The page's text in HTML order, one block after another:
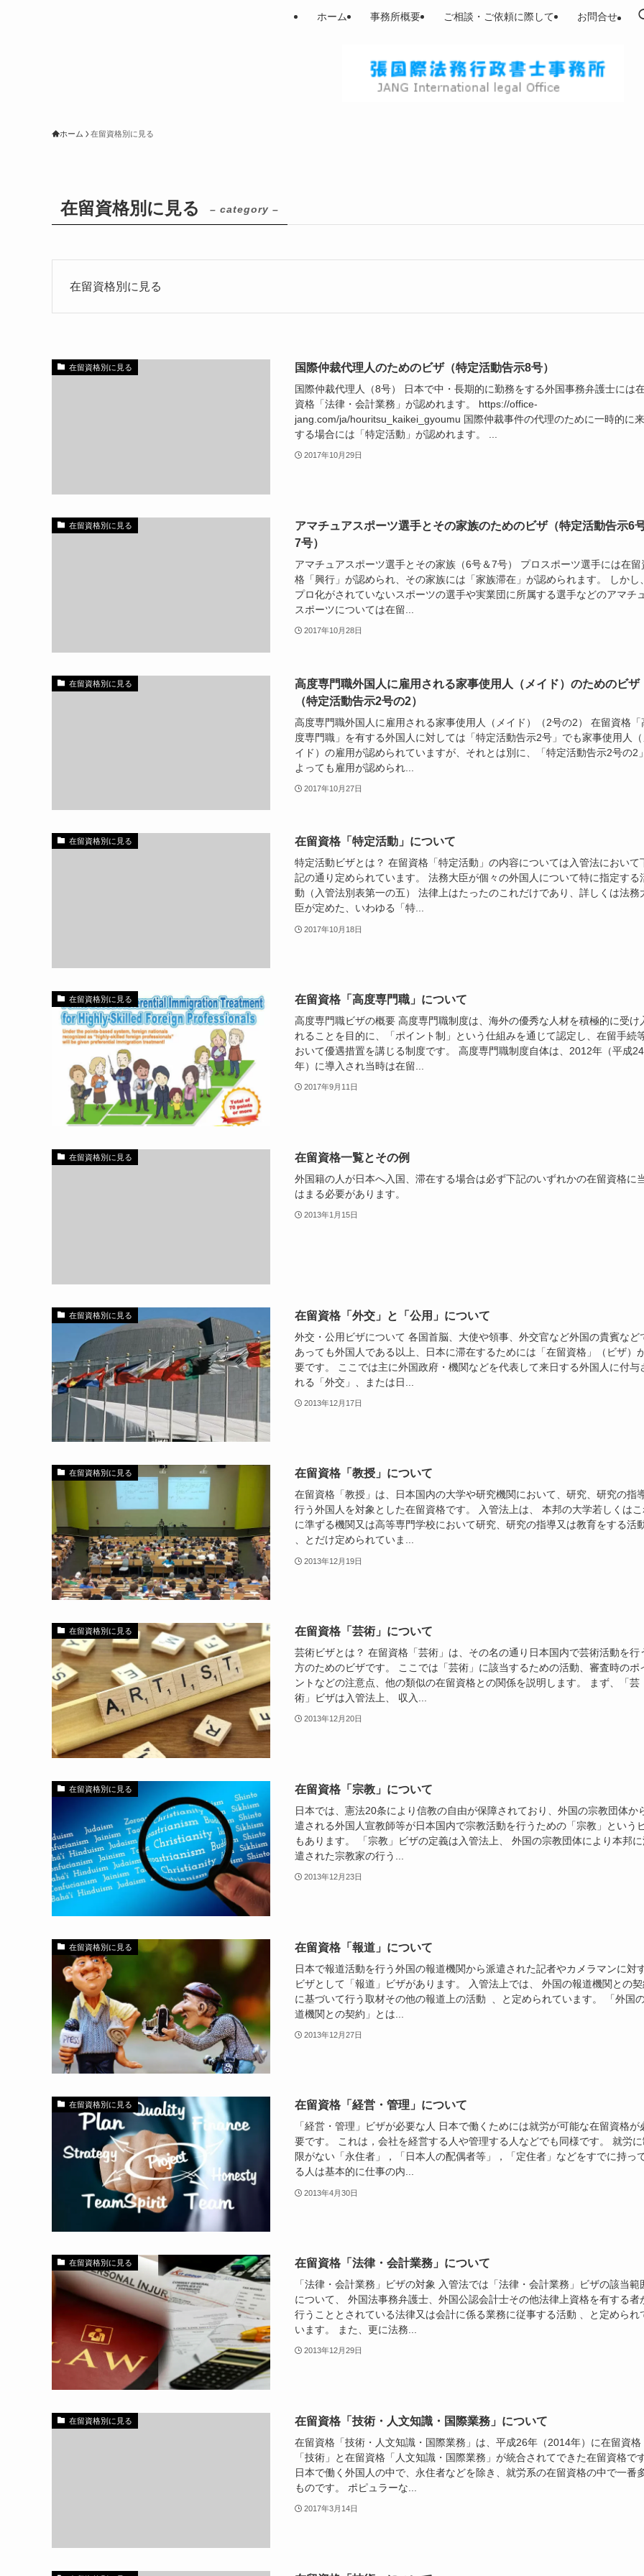
ホーム 事務所概要 ご相談・ご依頼に際して お問合せ
ホーム 在留資格別に見る
在留資格別に見る – category –
在留資格別に見る
在留資格別に見る 国際仲裁代理人のためのビザ（特定活動告示8号）
国際仲裁代理人（8号） 日本で中・長期的に勤務をする外国事務弁護士には
資格「法律・会計業務」が認めれます。 https://office-
jang.com/ja/houritsu_kaikei_gyoumu 国際仲裁事件の代理のために一時的に
する場合には「特定活動」が認めれます。 ...
2017年10月29日
在留資格別に見る
アマチュアスポーツ選手とその家族のためのビザ（特定活動告示6
7号）
アマチュアスポーツ選手とその家族（6号＆7号） プロスポーツ選手には在留
格「興行」が認められ、その家族には「家族滞在」が認められます。 しかし、
プロ化がされていないスポーツの選手や実業団に所属する選手などのアマチ
スポーツについては在留...
2017年10月28日
在留資格別に見る
高度専門職外国人に雇用される家事使用人（メイド）のためのビザ
（特定活動告示2号の2）
高度専門職外国人に雇用される家事使用人（メイド）（2号の2） 在留資格「
度専門職」を有する外国人に対しては「特定活動告示2号」でも家事使用人（
イド）の雇用が認められていますが、それとは別に、「特定活動告示2号の2
よっても雇用が認められ...
2017年10月27日
在留資格別に見る 在留資格「特定活動」について
特定活動ビザとは？ 在留資格「特定活動」の内容については入管法において
記の通り定められています。 法務大臣が個々の外国人について特に指定する
動（入管法別表第一の五） 法律上はたったのこれだけであり、詳しくは法務
臣が定めた、いわゆる「特...
2017年10月18日
在留資格別に見る 在留資格「高度専門職」について
高度専門職ビザの概要 高度専門職制度は、海外の優秀な人材を積極的に受け
れることを目的に、「ポイント制」という仕組みを通じて認定し、在留手続
おいて優遇措置を講じる制度です。 高度専門職制度自体は、2012年（平成24
年）に導入され当時は在留...
2017年9月11日
在留資格別に見る 在留資格一覧とその例
外国籍の人が日本へ入国、滞在する場合は必ず下記のいずれかの在留資格に
はまる必要があります。
2013年1月15日
在留資格別に見る 在留資格「外交」と「公用」について
外交・公用ビザについて 各国首脳、大使や領事、外交官など外国の貴賓など
あっても外国人である以上、日本に滞在するためには「在留資格」（ビザ）
要です。 ここでは主に外国政府・機関などを代表して来日する外国人に付与
れる「外交」、または日...
2013年12月17日
在留資格別に見る 在留資格「教授」について
在留資格「教授」は、日本国内の大学や研究機関において、研究、研究の指
行う外国人を対象とした在留資格です。 入管法上は、 本邦の大学若しくは
に準ずる機関又は高等専門学校において研究、研究の指導又は教育をする活
、とだけ定められていま...
2013年12月19日
在留資格別に見る 在留資格「芸術」について
芸術ビザとは？ 在留資格「芸術」は、その名の通り日本国内で芸術活動を行
方のためのビザです。 ここでは「芸術」に該当するための活動、審査時のポ
ントなどの注意点、他の類似の在留資格との関係を説明します。 まず、「芸
術」ビザは入管法上、 収入...
2013年12月20日
在留資格別に見る 在留資格「宗教」について
日本では、憲法20条により信教の自由が保障されており、外国の宗教団体か
遣される外国人宣教師等が日本国内で宗教活動を行うための「宗教」という
もあります。 「宗教」ビザの定義は入管法上、 外国の宗教団体により本邦に
遣された宗教家の行う...
2013年12月23日
在留資格別に見る 在留資格「報道」について
日本で報道活動を行う外国の報道機関から派遣された記者やカメラマンに対
ビザとして「報道」ビザがあります。 入管法上では、 外国の報道機関との契
に基づいて行う取材その他の報道上の活動 、と定められています。 「外国
道機関との契約」とは...
2013年12月27日
在留資格別に見る 在留資格「経営・管理」について
「経営・管理」ビザが必要な人 日本で働くためには就労が可能な在留資格が
要です。 これは，会社を経営する人や管理する人などでも同様です。 就労に
限がない「永住者」，「日本人の配偶者等」，「定住者」などをすでに持っ
る人は基本的に仕事の内...
2013年4月30日
在留資格別に見る 在留資格「法律・会計業務」について
「法律・会計業務」ビザの対象 入管法では「法律・会計業務」ビザの該当範
について、 外国法事務弁護士、外国公認会計士その他法律上資格を有する者
行うこととされている法律又は会計に係る業務に従事する活動 、と定められ
います。 また、更に法務...
2013年12月29日
在留資格別に見る 在留資格「技術・人文知識・国際業務」について
在留資格「技術・人文知識・国際業務」は、平成26年（2014年）に在留資格
「技術」と在留資格「人文知識・国際業務」が統合されてできた在留資格です
日本で働く外国人の中で、永住者などを除き、就労系の在留資格の中で一番
ものです。 ポピュラーな...
2017年3月14日